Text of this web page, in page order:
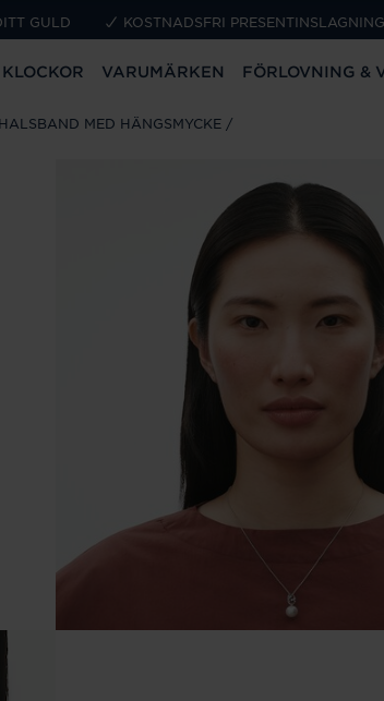
GULD KOSTNADSFRI PRESENTINSLAGNING
KLOCKOR VARUMÄRKEN FÖRLOVNING &
MED HÄNGSMYCKE